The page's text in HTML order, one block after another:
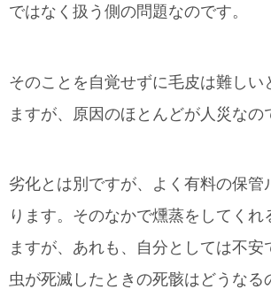
ではなく扱う側の問題なのです。
そのことを自覚せずに毛皮は難しい
ますが、原因のほとんどが人災なの
劣化とは別ですが、よく有料の保管
ります。そのなかで燻蒸をしてくれ
ますが、あれも、自分としては不安
虫が死滅したときの死骸はどうなる